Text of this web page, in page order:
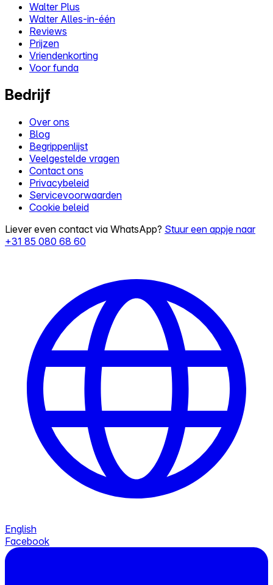
Walter Plus
Walter Alles-in-één
Reviews
Prijzen
Vriendenkorting
Voor funda
Bedrijf
Over ons
Blog
Begrippenlijst
Veelgestelde vragen
Contact ons
Privacybeleid
Servicevoorwaarden
Cookie beleid
Liever even contact via WhatsApp? Stuur een appje naar
+31 85 080 68 60
English
Facebook